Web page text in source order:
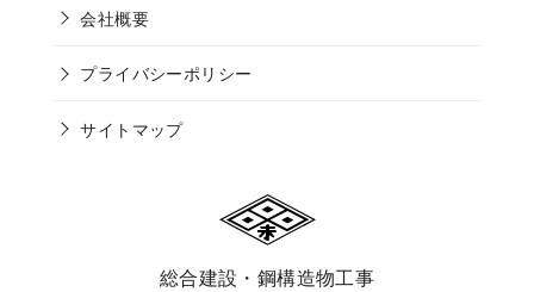
会社概要
プライバシーポリシー
サイトマップ
総合建設・鋼構造物工事